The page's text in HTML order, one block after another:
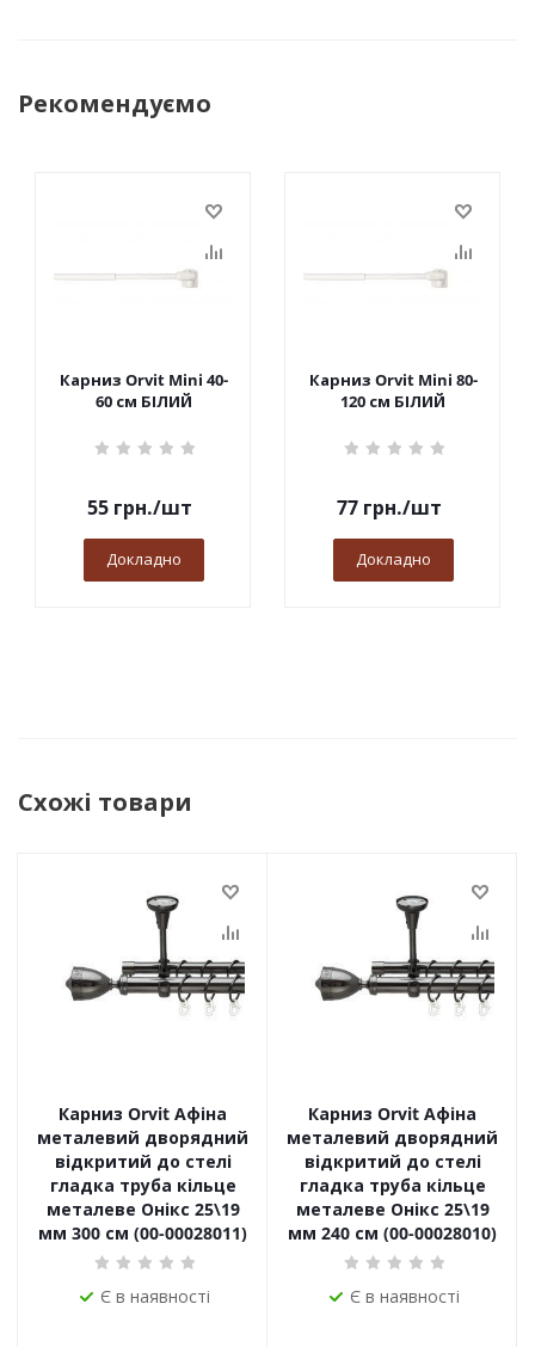
Рекомендуємо
Карниз Orvit Mini 40-
60 см БІЛИЙ
55грн./шт
Докладно
Карниз Orvit Mini 80-
120 см БІЛИЙ
77грн./шт
Докладно
Схожі товари
Карниз Orvit Афіна
металевий дворядний
відкритий до стелі
гладка труба кільце
металеве Онікс 25\19
мм 300 см (00-00028011)
Є в наявності
Карниз Orvit Афіна
металевий дворядний
відкритий до стелі
гладка труба кільце
металеве Онікс 25\19
мм 240 см (00-00028010)
Є в наявності